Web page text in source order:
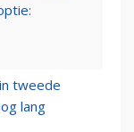
tweede
lang